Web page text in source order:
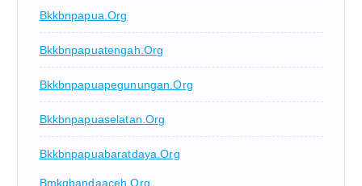
Bkkbnpapua.org
Bkkbnpapuatengah.org
Bkkbnpapuapegunungan.org
Bkkbnpapuaselatan.org
Bkkbnpapuabaratdaya.org
Bmkgbandaaceh.org